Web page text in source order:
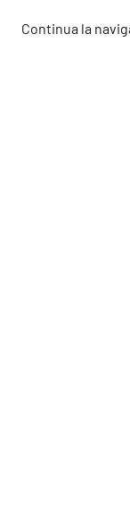
Continua la